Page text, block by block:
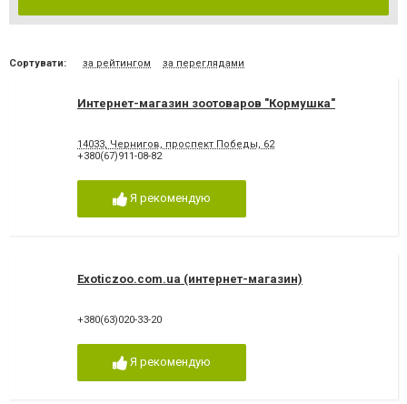
Сортувати: за рейтингом за переглядами
Интернет-магазин зоотоваров "Кормушка"
14033, Чернигов, проспект Победы, 62
+380(67)911-08-82
Я рекомендую
Exoticzoo.com.ua (интернет-магазин)
+380(63)020-33-20
Я рекомендую